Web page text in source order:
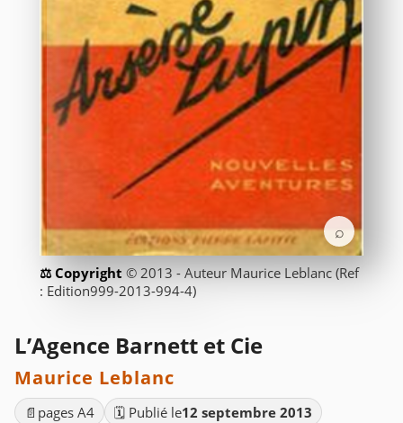
⌕
© 2013 - Auteur Maurice Leblanc (Ref
: Edition999-2013-994-4)
L’Agence Barnett et Cie
Maurice Leblanc
📄 pages A4 🗓️ Publié le12 septembre 2013